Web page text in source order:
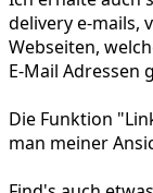
delivery e-mails,
Webseiten,
E-Mail Adressen
Die Funktion
man meiner